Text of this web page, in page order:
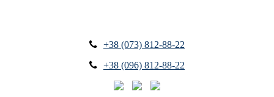
+38 (073) 812-88-22
+38 (096) 812-88-22